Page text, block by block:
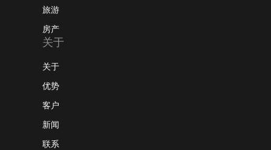
旅游
房产
关于
关于
优势
客户
新闻
联系